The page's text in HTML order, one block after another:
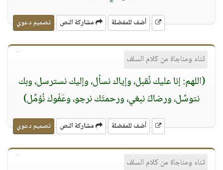
أضف للمفضلة مشاركة النص تصميم دعوي
ثناء ومناجاة من كلام السلف
(اللهم: إنا عليك نُقبل، وإياك نسأل، وإليك نسترسل، وبك
نتوسَّل، ورضاكَ نبغي، ورحمتَك نرجو، وعَفْوك نُؤمِّل)
أضف للمفضلة مشاركة النص تصميم دعوي
ثناء ومناجاة من كلام السلف